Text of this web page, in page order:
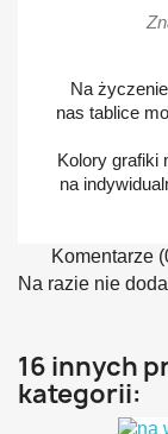
Na
nas tablice
Kolory grafiki
na
Komentarze
Na razie nie
16 innych
kategorii: